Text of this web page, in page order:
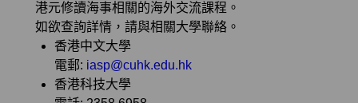
港元修讀海事相關的海外交流課程。
如欲查詢詳情，請與相關大學聯絡。
香港中文大學
電郵: iasp@cuhk.edu.hk
香港科技大學